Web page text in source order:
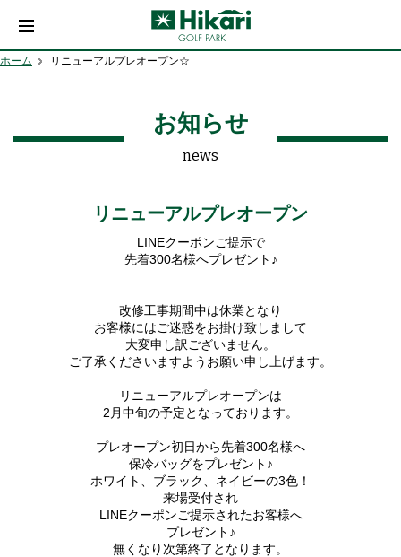
ホーム リニューアルプレオープン☆
お知らせ
news
リニューアルプレオープン
LINEクーポンご提示で
先着300名様へプレゼント♪
改修工事期間中は休業となり
お客様にはご迷惑をお掛け致しまして
大変申し訳ございません。
ご了承くださいますようお願い申し上げます。
リニューアルプレオープンは
2月中旬の予定となっております。
プレオープン初日から先着300名様へ
保冷バッグをプレゼント♪
ホワイト、ブラック、ネイビーの3色！
来場受付され
LINEクーポンご提示されたお客様へ
プレゼント♪
無くなり次第終了となります。